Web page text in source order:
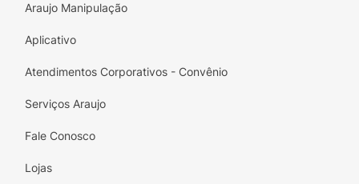
Traga um toque de luxo ao seu banho e
descubra a beleza radiante que só Lux pode
Araujo Manipulação
Aplicativo
Atendimentos Corporativos - Convênio
Serviços Araujo
Fale Conosco
Lojas